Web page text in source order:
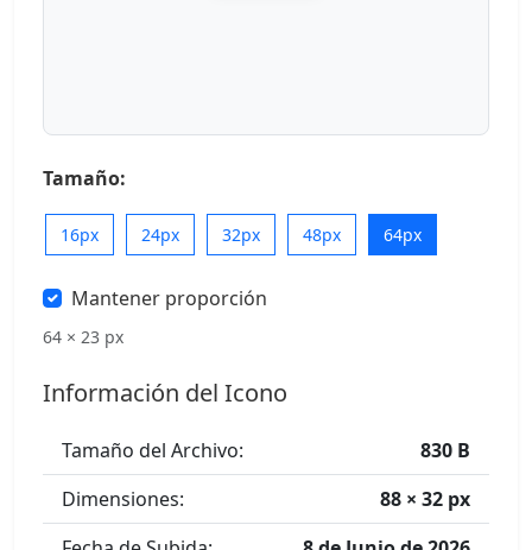
Tamaño:
16px 24px 32px 48px 64px
Mantener proporción
64 × 23 px
Información del Icono
Tamaño del Archivo:
830 B
Dimensiones:
88 × 32 px